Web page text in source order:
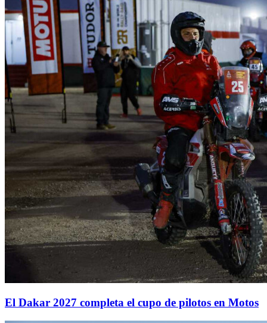
El Dakar 2027 completa el cupo de pilotos en Motos